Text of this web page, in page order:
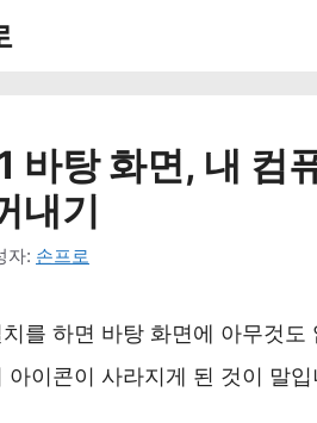
바탕 화면, 내 컴
내기
자: 손프로
를 하면 바탕 화면에 아무것
아이콘이 사라지게 된 것이 말입